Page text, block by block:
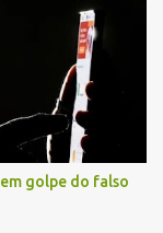
devido a obras
o impacto. Com
ao solo.
desprendido
e
atendimento da
acionadas e
socorro à
no local do
golpe do falso